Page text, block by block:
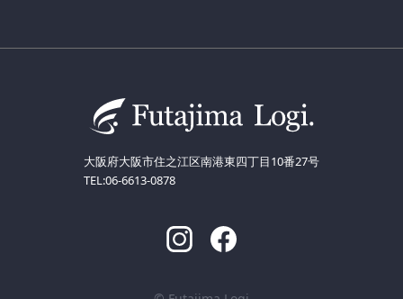
大阪府大阪市住之江区南港東四丁目10番27号
TEL:06-6613-0878